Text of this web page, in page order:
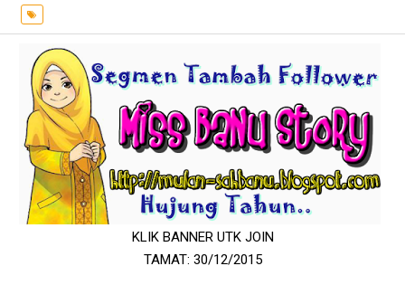
KLIK BANNER UTK JOIN
TAMAT: 30/12/2015